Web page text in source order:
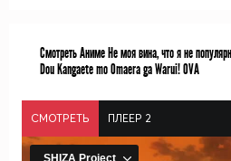
Смотреть Аниме Не моя вина, что я не
Dou Kangaete mo Omaera ga Warui! OVA
СМОТРЕТЬ ПЛЕЕР 2